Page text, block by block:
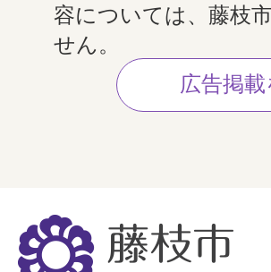
容については、藤枝
せん。
広告掲
藤
枝